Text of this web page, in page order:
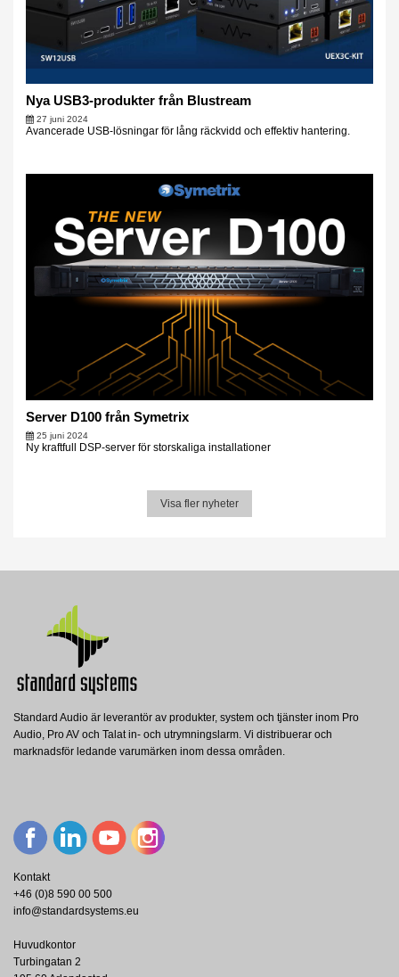
Nya USB3-produkter från Blustream
27 juni 2024
Avancerade USB-lösningar för lång räckvidd och effektiv hantering.
Server D100 från Symetrix
25 juni 2024
Ny kraftfull DSP-server för storskaliga installationer
Visa fler nyheter
Standard Audio är leverantör av produkter, system och tjänster inom Pro
Audio, Pro AV och Talat in- och utrymningslarm. Vi distribuerar och
marknadsför ledande varumärken inom dessa områden.
Kontakt
+46 (0)8 590 00 500
info@standardsystems.eu
Huvudkontor
Turbingatan 2